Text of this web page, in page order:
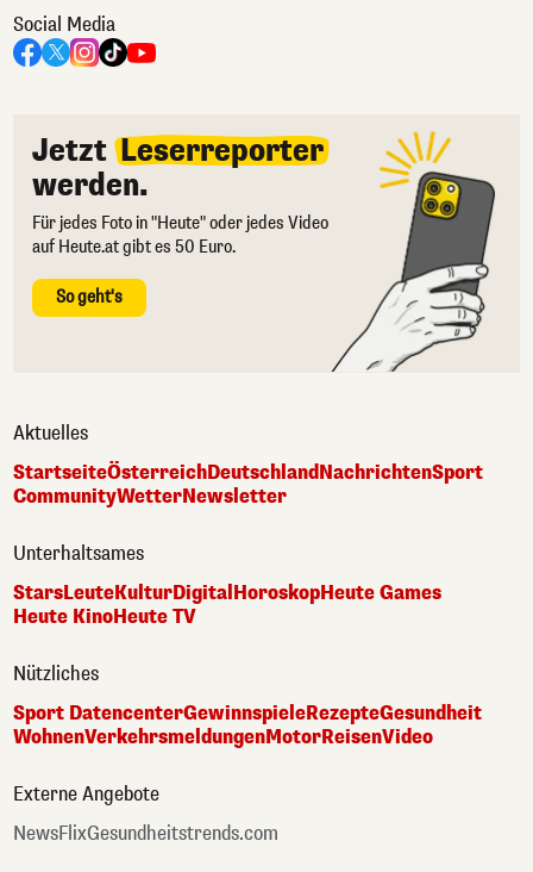
Social Media
Jetzt Leserreporter
werden.
Für jedes Foto in "Heute" oder jedes Video
auf Heute.at gibt es 50 Euro.
So geht's
Aktuelles
StartseiteÖsterreichDeutschlandNachrichtenSport
CommunityWetterNewsletter
Unterhaltsames
StarsLeuteKulturDigital HoroskopHeute Games
Heute KinoHeute TV
Nützliches
Sport DatencenterGewinnspieleRezepteGesundheit
WohnenVerkehrsmeldungenMotorReisenVideo
Externe Angebote
NewsFlixGesundheitstrends.com